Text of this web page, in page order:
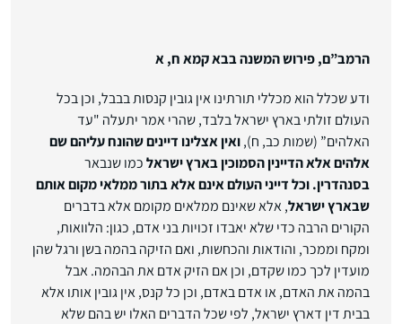
הרמב”ם, פירוש המשנה בבא קמא ח, א
ודע שכלל הוא מכללי תורתינו אין גובין קנסות בבבל, וכן בכל
העולם זולתי בארץ ישראל בלבד, שהרי אמר יתעלה "עד
האלהים” (שמות כב, ח),ואין אצלינו דיינים שהונח עליהם שם
אלהים אלא הדיינין הסמוכין בארץ ישראלכמו שנבאר
בסנהדרין. וכל דייני העולם אינם אלא בתור ממלאי מקום אותם
שבארץ ישראל, אלא שאינם ממלאים מקומם אלא בדברים
הקורים הרבה כדי שלא יאבדו זכויות בני אדם, כגון: הלוואות,
ומקח וממכר, והודאות והכחשות, ואם הזיקה בהמה בשן ורגל שהן
מועדין לכך כמו שקדם, וכן אם הזיק אדם את הבהמה. אבל
בהמה את האדם, או אדם באדם, וכן כל קנס, אין גובין אותו אלא
בבית דין דארץ ישראל, לפי שכל הדברים האלו יש בהם שלא